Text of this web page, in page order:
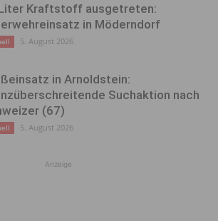
Kraftstoff ausgetreten:
in Möderndorf
5. August 2026
in Arnoldstein:
Suchaktion nach
(67)
5. August 2026
Anzeige